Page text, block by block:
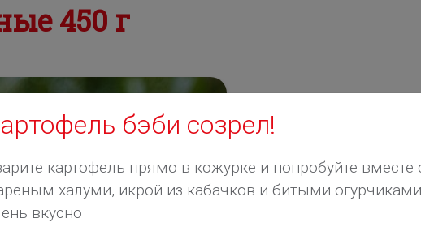
450 г
бэби созрел!
картофель прямо в кожурке и попробуйте вместе
халуми, икрой из кабачков и битыми огурчиками
вкусно